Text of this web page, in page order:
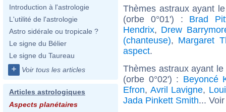
Introduction à l'astrologie
L'utilité de l'astrologie
Astro sidérale ou tropicale ?
Le signe du Bélier
Le signe du Taureau
+ Voir tous les articles
Articles astrologiques
Aspects planétaires
Thèmes astraux ayant
(orbe 0°01') : Brad
Hendrix, Drew
(chanteuse), Margaret
aspect.
Thèmes astraux ayant
(orbe 0°02') : Beyoncé
Efron, Avril Lavigne,
Jada Pinkett Smith...